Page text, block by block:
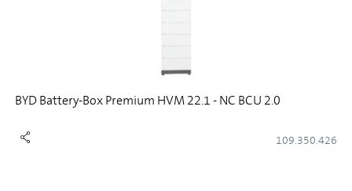
BYD Battery-Box Premium HVM 22.1 - NC BCU 2.0
109.350.426